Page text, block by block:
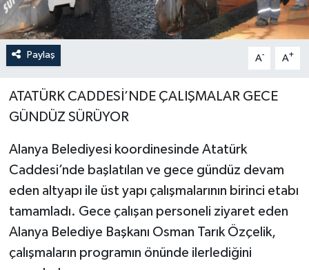
Paylaş A- A+
ATATÜRK CADDESİ’NDE ÇALIŞMALAR GECE
GÜNDÜZ SÜRÜYOR
Alanya Belediyesi koordinesinde Atatürk
Caddesi’nde başlatılan ve gece gündüz devam
eden altyapı ile üst yapı çalışmalarının birinci etabı
tamamladı. Gece çalışan personeli ziyaret eden
Alanya Belediye Başkanı Osman Tarık Özçelik,
çalışmaların programın önünde ilerlediğini